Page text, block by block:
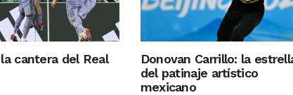
cantera del Real
Donovan Carrillo: la
del patinaje artístico
mexicano